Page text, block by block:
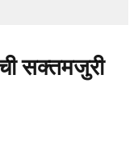
सक्तमजुरी